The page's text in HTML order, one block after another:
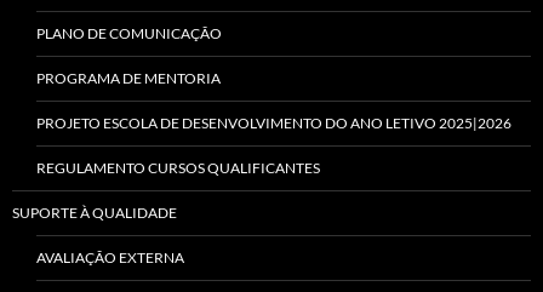
PLANO DE COMUNICAÇÃO
PROGRAMA DE MENTORIA
PROJETO ESCOLA DE DESENVOLVIMENTO DO ANO LETIVO 2025|2026
REGULAMENTO CURSOS QUALIFICANTES
SUPORTE À QUALIDADE
AVALIAÇÃO EXTERNA